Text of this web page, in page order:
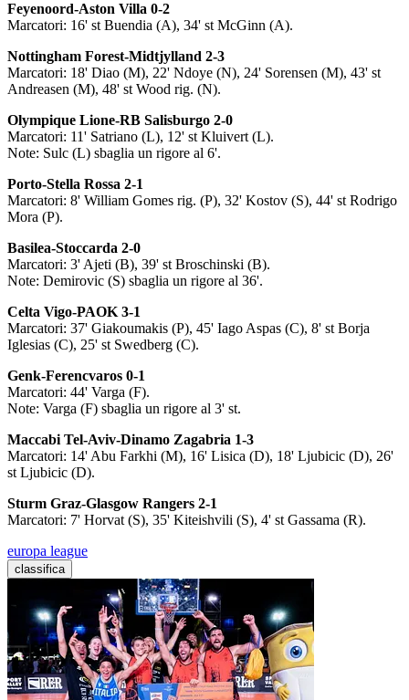
Feyenoord-Aston Villa 0-2
Marcatori: 16' st Buendia (A), 34' st McGinn (A).
Nottingham Forest-Midtjylland 2-3
Marcatori: 18' Diao (M), 22' Ndoye (N), 24' Sorensen (M), 43' st
Andreasen (M), 48' st Wood rig. (N).
Olympique Lione-RB Salisburgo 2-0
Marcatori: 11' Satriano (L), 12' st Kluivert (L).
Note: Sulc (L) sbaglia un rigore al 6'.
Porto-Stella Rossa 2-1
Marcatori: 8' William Gomes rig. (P), 32' Kostov (S), 44' st Rodrigo
Mora (P).
Basilea-Stoccarda 2-0
Marcatori: 3' Ajeti (B), 39' st Broschinski (B).
Note: Demirovic (S) sbaglia un rigore al 36'.
Celta Vigo-PAOK 3-1
Marcatori: 37' Giakoumakis (P), 45' Iago Aspas (C), 8' st Borja
Iglesias (C), 25' st Swedberg (C).
Genk-Ferencvaros 0-1
Marcatori: 44' Varga (F).
Note: Varga (F) sbaglia un rigore al 3' st.
Maccabi Tel-Aviv-Dinamo Zagabria 1-3
Marcatori: 14' Abu Farkhi (M), 16' Lisica (D), 18' Ljubicic (D), 26'
st Ljubicic (D).
Sturm Graz-Glasgow Rangers 2-1
Marcatori: 7' Horvat (S), 35' Kiteishvili (S), 4' st Gassama (R).
europa league
classifica